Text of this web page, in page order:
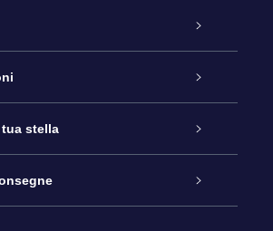
Gift
OSR
stella